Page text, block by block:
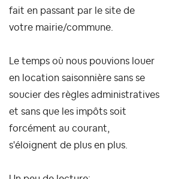
fait en passant par le site de
votre mairie/commune.
Le temps où nous pouvions louer
en location saisonnière sans se
soucier des règles administratives
et sans que les impôts soit
forcément au courant,
s'éloignent de plus en plus.